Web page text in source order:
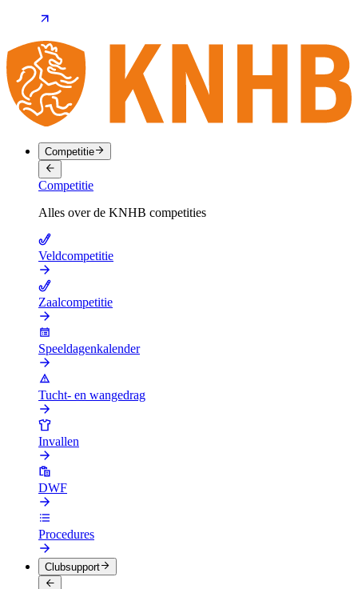
Competitie
Competitie
Alles over de KNHB competities
Veldcompetitie
Zaalcompetitie
Speeldagenkalender
Tucht- en wangedrag
Invallen
DWF
Procedures
Clubsupport